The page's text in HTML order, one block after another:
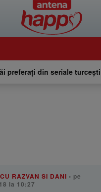
preferați din seriale turcești
RAZVAN SI DANI • pe
la 10:27